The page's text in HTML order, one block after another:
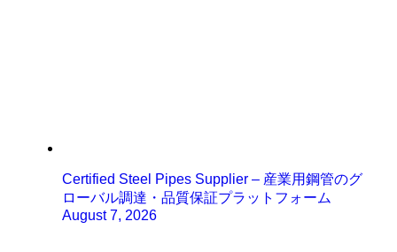
Certified Steel Pipes Supplier – 産業用鋼管のグ
ローバル調達・品質保証プラットフォーム
August 7, 2026